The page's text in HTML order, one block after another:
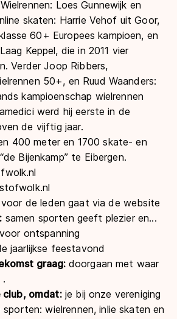
Wielrennen: Loes Gunnewijk en
skaten: Harrie Vehof uit Goor,
60+ Europees kampioen, en
Keppel, die in 2011 vier
Verder Joop Ribbers,
50+, en Ruud Waanders:
kampioenschap wielrennen
werd hij eerste in de
de vijftig jaar.
400 meter en 1700 skate- en
Bijenkamp” te Eibergen.
de leden gaat via de website
samen sporten geeft plezier en...
ontspanning
jaarlijkse feestavond
graag: doorgaan met waar
.
club, omdat:je bij onze vereniging
wielrennen, inlie skaten en